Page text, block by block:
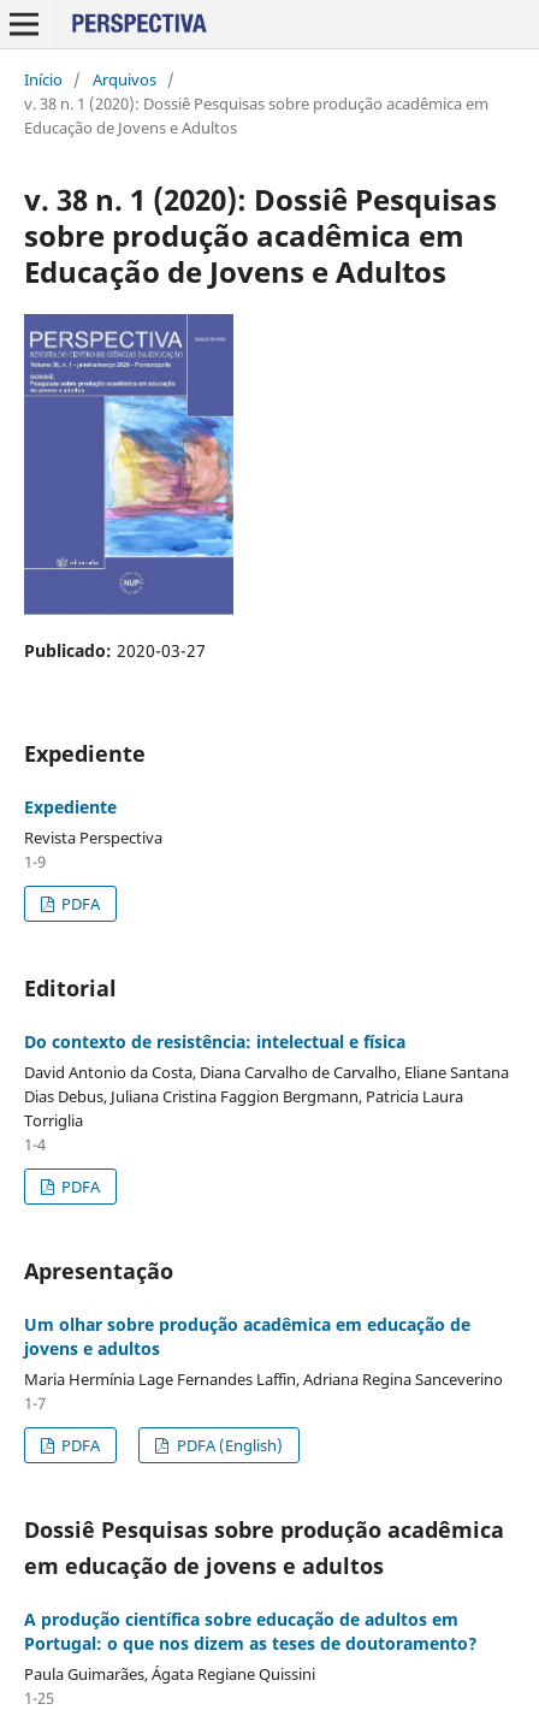
Início / Arquivos /
v. 38 n. 1 (2020): Dossiê Pesquisas sobre produção acadêmica em
Educação de Jovens e Adultos
v. 38 n. 1 (2020): Dossiê Pesquisas
sobre produção acadêmica em
Educação de Jovens e Adultos
Publicado: 2020-03-27
Expediente
Expediente
Revista Perspectiva
1-9
PDFA
Editorial
Do contexto de resistência: intelectual e física
David Antonio da Costa, Diana Carvalho de Carvalho, Eliane Santana
Dias Debus, Juliana Cristina Faggion Bergmann, Patricia Laura
Torriglia
1-4
PDFA
Apresentação
Um olhar sobre produção acadêmica em educação de
jovens e adultos
Maria Hermínia Lage Fernandes Laffin, Adriana Regina Sanceverino
1-7
PDFA
PDFA (English)
Dossiê Pesquisas sobre produção acadêmica
em educação de jovens e adultos
A produção científica sobre educação de adultos em
Portugal: o que nos dizem as teses de doutoramento?
Paula Guimarães, Ágata Regiane Quissini
1-25